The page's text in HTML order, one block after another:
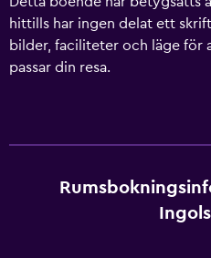
hittills har ingen delat ett
bilder, faciliteter och läge för
passar din resa.